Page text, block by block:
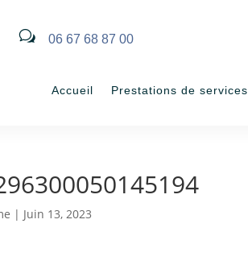
w 06 67 68 87 00
Accueil Prestations de services
| Juin 13, 2023